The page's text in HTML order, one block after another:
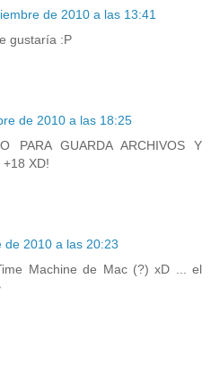
de 2010 a las 13:41
gustaría :P
de 2010 a las 18:25
PARA GUARDA ARCHIVOS Y
+18 XD!
de 2010 a las 20:23
Machine de Mac (?) xD ... el